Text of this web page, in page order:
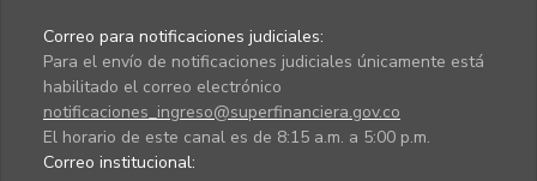
Correo para notificaciones judiciales:
Para el envío de notificaciones judiciales únicamente está
habilitado el correo electrónico
notificaciones_ingreso@superfinanciera.gov.co
El horario de este canal es de 8:15 a.m. a 5:00 p.m.
Correo institucional: